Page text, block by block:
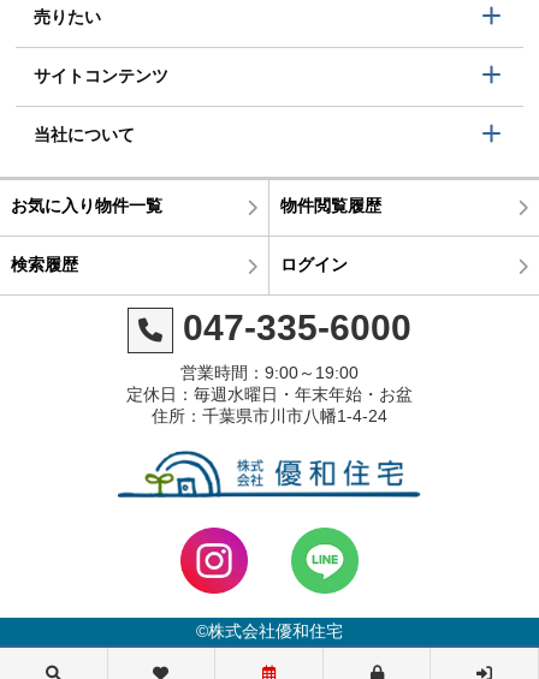
売りたい
サイトコンテンツ
当社について
お気に入り物件一覧 物件閲覧履歴
検索履歴 ログイン
047-335-6000
営業時間：9:00～19:00
定休日：毎週水曜日・年末年始・お盆
住所：千葉県市川市八幡1-4-24
©株式会社優和住宅